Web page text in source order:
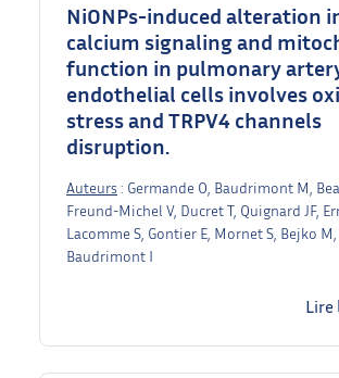
NiONPs-induced alteration
calcium signaling and
function in pulmonary
endothelial cells involves
stress and TRPV4 channels
disruption.
Auteurs : Germande O, Baudrimont M,
Freund-Michel V, Ducret T, Quignard JF,
Lacomme S, Gontier E, Mornet S, Bejko
Baudrimont I
Lire